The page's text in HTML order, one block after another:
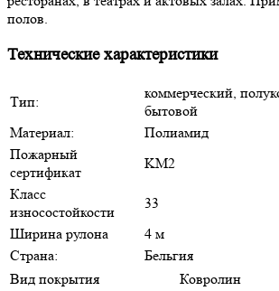
полов.
Технические характеристики
Тип:
коммерческий,
бытовой
Материал:
Полиамид
Пожарный
сертификат
KM2
Класс
износостойкости
33
Ширина рулона
4 м
Страна:
Бельгия
Вид покрытия
Ковролин